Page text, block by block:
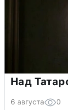
Над
6 августа 0